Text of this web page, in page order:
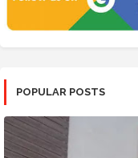
POPULAR POSTS